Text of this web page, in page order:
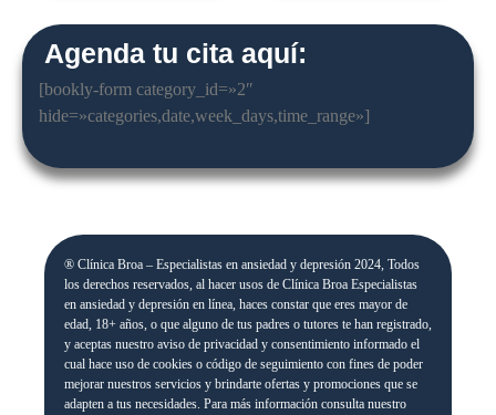
Agenda tu cita aquí:
[bookly-form category_id=»2″
hide=»categories,date,week_days,time_range»]
® Clínica Broa – Especialistas en ansiedad y depresión 2024, Todos
los derechos reservados, al hacer usos de Clínica Broa Especialistas
en ansiedad y depresión en línea, haces constar que eres mayor de
edad, 18+ años, o que alguno de tus padres o tutores te han registrado,
y aceptas nuestro aviso de privacidad y consentimiento informado el
cual hace uso de cookies o código de seguimiento con fines de poder
mejorar nuestros servicios y brindarte ofertas y promociones que se
adapten a tus necesidades. Para más información consulta nuestro